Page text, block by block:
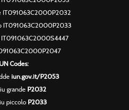
IT091063C2000P2032
IT091063C2000P2033
IT091063C2000S4447
Codes:
iun.gov.it/P2053
grande P2032
piccolo P2033